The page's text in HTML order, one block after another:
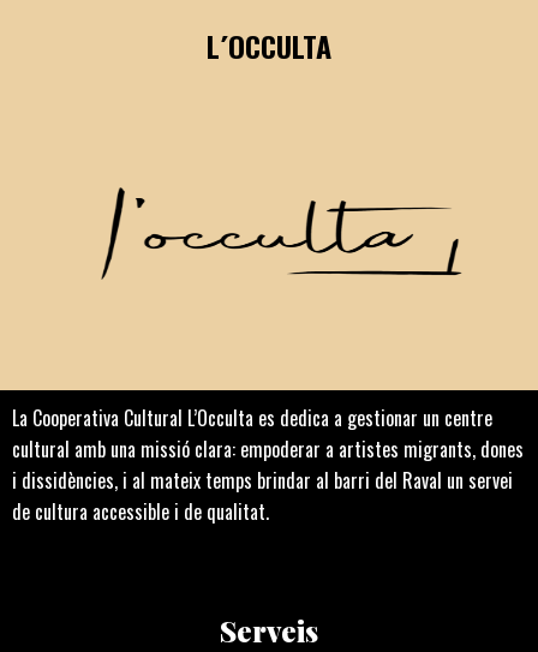
L´OCCULTA
La Cooperativa Cultural L’Occulta es dedica a gestionar un centre
cultural amb una missió clara: empoderar a artistes migrants, dones
i dissidències, i al mateix temps brindar al barri del Raval un servei
de cultura accessible i de qualitat.
Serveis